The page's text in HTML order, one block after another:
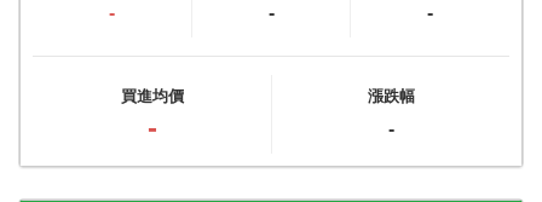
- - -
買進均價
-
漲跌幅
-